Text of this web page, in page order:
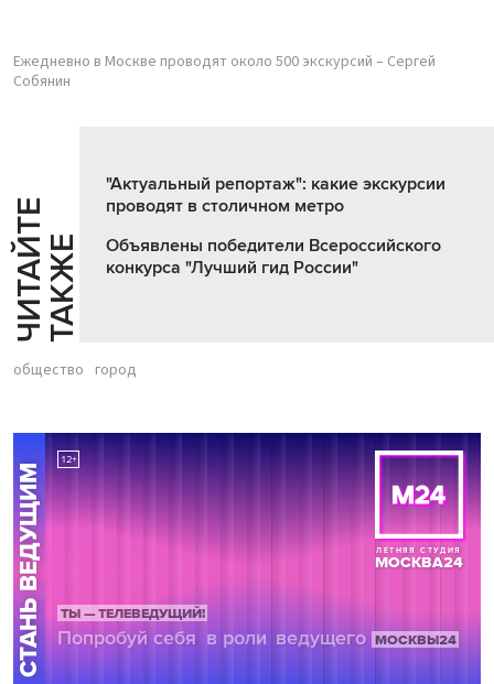
Ежедневно в Москве проводят около 500 экскурсий – Сергей
Собянин
Ч
И
Т
АЙ
Т
Е
Т
А
К
ЖЕ
"Актуальный репортаж": какие экскурсии
проводят в столичном метро
Объявлены победители Всероссийского
конкурса "Лучший гид России"
общество город